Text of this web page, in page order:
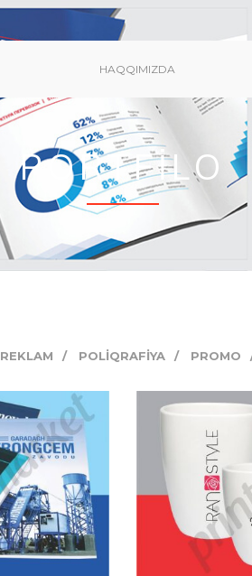
HAQQIMIZDA
PORTFİLO
REKLAM POLIQRAFIYA PROMO